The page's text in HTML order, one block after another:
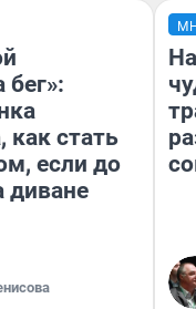
бег»:
как стать
если до
диване